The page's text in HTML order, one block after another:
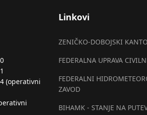
(operativni
Linkovi
ZENIČKO-DOBOJSKI
FEDERALNA UPRAVA
FEDERALNI
ZAVOD
BIHAMK - STANJE NA